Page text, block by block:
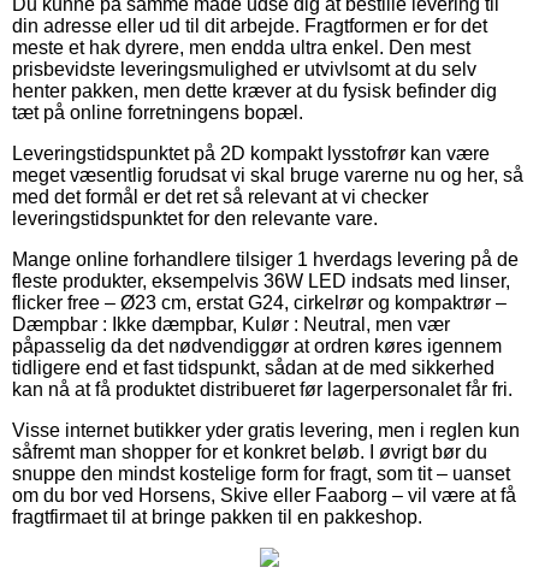
Du kunne på samme måde udse dig at bestille levering til
din adresse eller ud til dit arbejde. Fragtformen er for det
meste et hak dyrere, men endda ultra enkel. Den mest
prisbevidste leveringsmulighed er utvivlsomt at du selv
henter pakken, men dette kræver at du fysisk befinder dig
tæt på online forretningens bopæl.
Leveringstidspunktet på 2D kompakt lysstofrør kan være
meget væsentlig forudsat vi skal bruge varerne nu og her, så
med det formål er det ret så relevant at vi checker
leveringstidspunktet for den relevante vare.
Mange online forhandlere tilsiger 1 hverdags levering på de
fleste produkter, eksempelvis 36W LED indsats med linser,
flicker free – Ø23 cm, erstat G24, cirkelrør og kompaktrør –
Dæmpbar : Ikke dæmpbar, Kulør : Neutral, men vær
påpasselig da det nødvendiggør at ordren køres igennem
tidligere end et fast tidspunkt, sådan at de med sikkerhed
kan nå at få produktet distribueret før lagerpersonalet får fri.
Visse internet butikker yder gratis levering, men i reglen kun
såfremt man shopper for et konkret beløb. I øvrigt bør du
snuppe den mindst kostelige form for fragt, som tit – uanset
om du bor ved Horsens, Skive eller Faaborg – vil være at få
fragtfirmaet til at bringe pakken til en pakkeshop.